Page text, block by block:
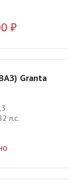
₽
Granta
л.с.